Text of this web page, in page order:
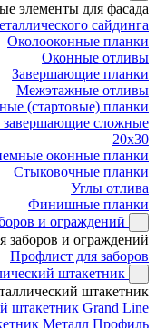
элементы для фасада
сайдинга
Околооконные планки
Оконные отливы
Завершающие планки
Межэтажные отливы
(стартовые) планки
сложные
20x30
оконные планки
Стыковочные планки
Углы отлива
Финишные планки
и ограждений
заборов и ограждений
Профлист для заборов
штакетник
штакетник
штакетник Grand Line
Металл Профиль